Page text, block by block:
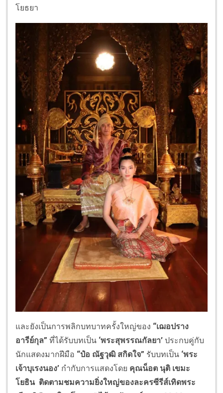
โยธยา
และยังเป็นการพลิกบทบาทครั้งใหญ่ของ “เฌอปราง
อารีย์กุล” ที่ได้รับบทเป็น ‘พระสุพรรณกัลยา’ ประกบคู่กับ
นักแสดงมากฝีมือ “ป๋อ ณัฐวุฒิ สกิดใจ” รับบทเป็น ‘พระ
เจ้าบุเรงนอง’ กำกับการแสดงโดย คุณน็อต นุติ เขมะ
โยธิน ติดตามชมความยิ่งใหญ่ของละครซีรีส์เทิดพระ